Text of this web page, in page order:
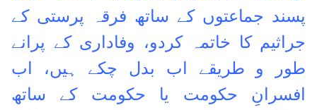
پسند جماعتوں کے ساتھ فرقہ پرستی کے
جراثیم کا خاتمہ کردو، وفاداری کے پرانے
طور و طریقے اب بدل چکے ہیں، اب
افسرانِ حکومت یا حکومت کے ساتھ